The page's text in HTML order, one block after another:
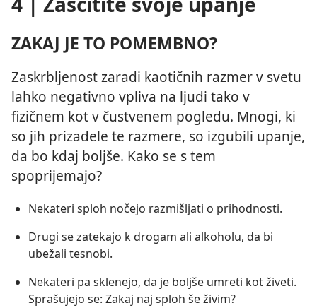
ZAKAJ JE TO POMEMBNO?
Zaskrbljenost zaradi kaotičnih razmer v svetu
lahko negativno vpliva na ljudi tako v
fizičnem kot v čustvenem pogledu. Mnogi, ki
so jih prizadele te razmere, so izgubili upanje,
da bo kdaj boljše. Kako se s tem
spoprijemajo?
Nekateri sploh nočejo razmišljati o prihodnosti.
Drugi se zatekajo k drogam ali alkoholu, da bi
ubežali tesnobi.
Nekateri pa sklenejo, da je boljše umreti kot živeti.
Sprašujejo se: Zakaj naj sploh še živim?